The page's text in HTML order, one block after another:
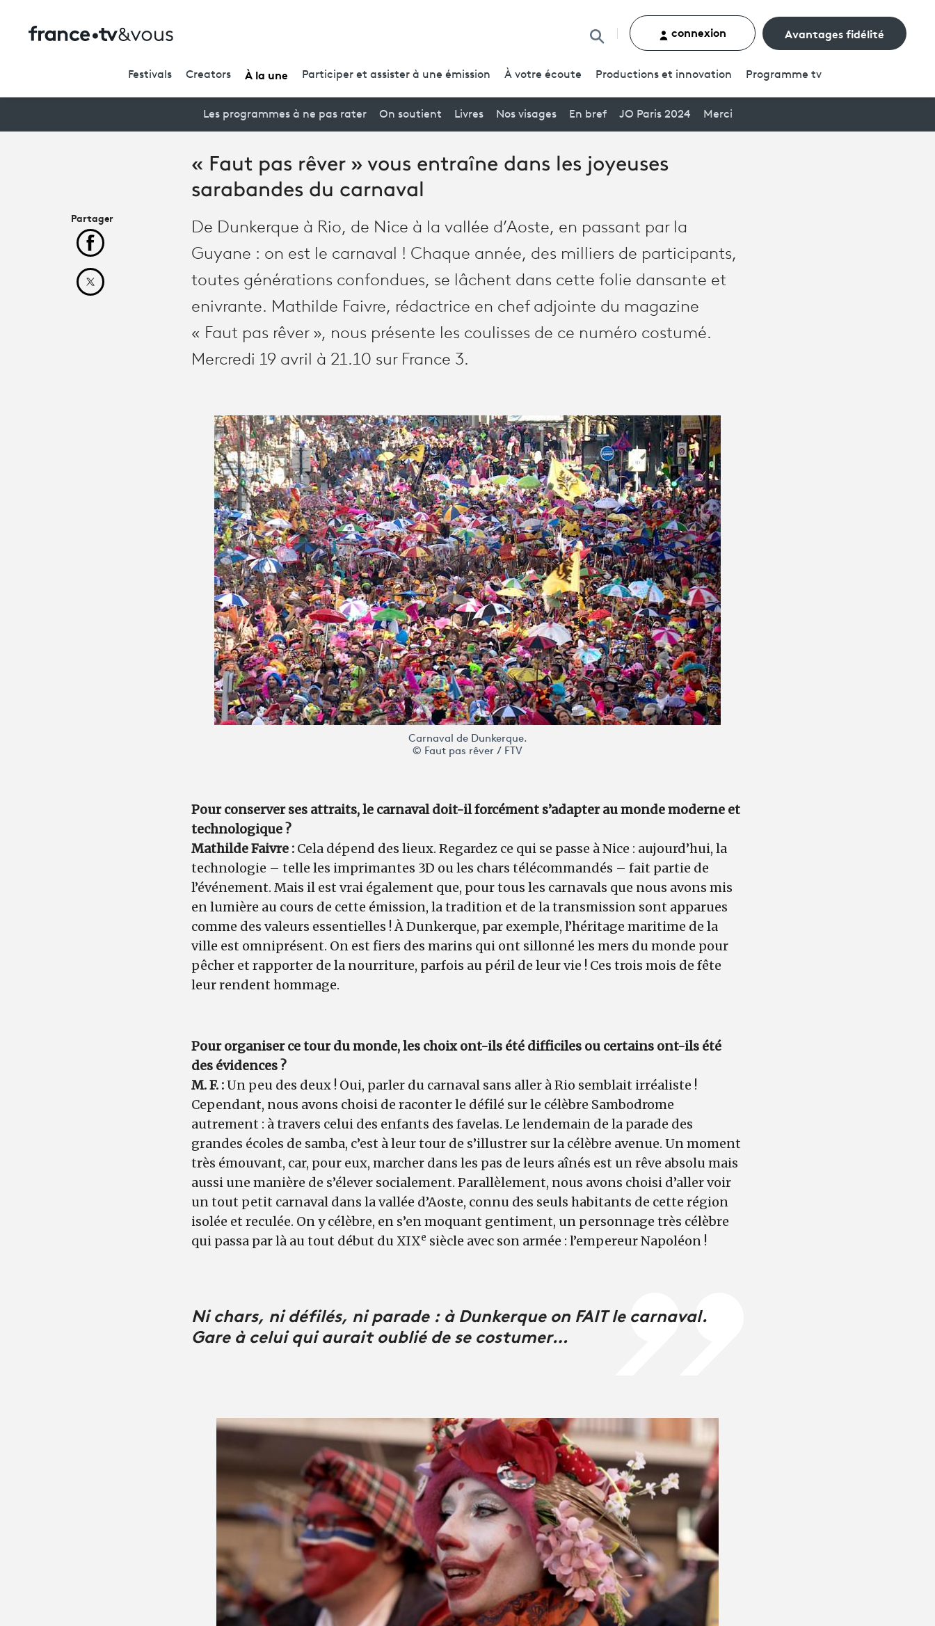
Rechercher un contenu
connexion Avantages fidélité
Festivals Creators À la une Participer et assister à une émission À votre écoute Productions et innovation Programme tv
Les programmes à ne pas rater On soutient Livres Nos visages En bref JO Paris 2024 Merci
« Faut pas rêver » vous entraîne dans les joyeuses
sarabandes du carnaval
De Dunkerque à Rio, de Nice à la vallée d’Aoste, en passant par la
Guyane : on est le carnaval ! Chaque année, des milliers de participants,
toutes générations confondues, se lâchent dans cette folie dansante et
enivrante. Mathilde Faivre, rédactrice en chef adjointe du magazine
« Faut pas rêver », nous présente les coulisses de ce numéro costumé.
Mercredi 19 avril à 21.10 sur France 3.
Carnaval de Dunkerque.
© Faut pas rêver / FTV
Pour conserver ses attraits, le carnaval doit-il forcément s’adapter au monde moderne et
technologique ?
Mathilde Faivre : Cela dépend des lieux. Regardez ce qui se passe à Nice : aujourd’hui, la
technologie – telle les imprimantes 3D ou les chars télécommandés – fait partie de
l’événement. Mais il est vrai également que, pour tous les carnavals que nous avons mis
en lumière au cours de cette émission, la tradition et de la transmission sont apparues
comme des valeurs essentielles ! À Dunkerque, par exemple, l’héritage maritime de la
ville est omniprésent. On est fiers des marins qui ont sillonné les mers du monde pour
pêcher et rapporter de la nourriture, parfois au péril de leur vie ! Ces trois mois de fête
leur rendent hommage.
Pour organiser ce tour du monde, les choix ont-ils été difficiles ou certains ont-ils été
des évidences ?
M. F. :Un peu des deux ! Oui, parler du carnaval sans aller à Rio semblait irréaliste !
Cependant, nous avons choisi de raconter le défilé sur le célèbre Sambodrome
autrement : à travers celui des enfants des favelas. Le lendemain de la parade des
grandes écoles de samba, c’est à leur tour de s’illustrer sur la célèbre avenue. Un moment
très émouvant, car, pour eux, marcher dans les pas de leurs aînés est un rêve absolu mais
aussi une manière de s’élever socialement. Parallèlement, nous avons choisi d’aller voir
un tout petit carnaval dans la vallée d’Aoste, connu des seuls habitants de cette région
isolée et reculée. On y célèbre, en s’en moquant gentiment, un personnage très célèbre
qui passa par là au tout début du XIXe siècle avec son armée : l’empereur Napoléon !
Ni chars, ni défilés, ni parade : à Dunkerque on FAIT le carnaval.
Gare à celui qui aurait oublié de se costumer…
Partager
Partager cet article sur Facebook
Partager cet article sur X